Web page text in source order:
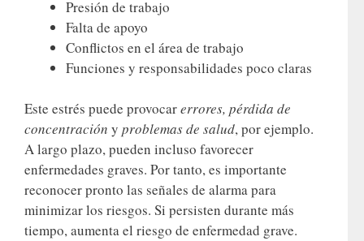
Presión de trabajo
Falta de apoyo
Conflictos en el área de trabajo
Funciones y responsabilidades poco claras
Este estrés puede provocarerrores, pérdida de
concentración y problemas de salud, por ejemplo.
A largo plazo, pueden incluso favorecer
enfermedades graves. Por tanto, es importante
reconocer pronto las señales de alarma para
minimizar los riesgos. Si persisten durante más
tiempo, aumenta el riesgo de enfermedad grave.